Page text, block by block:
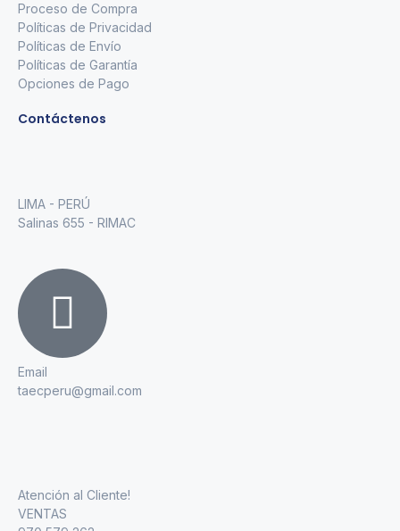
Proceso de Compra
Políticas de Privacidad
Políticas de Envío
Políticas de Garantía
Opciones de Pago
Contáctenos
LIMA - PERÚ
Salinas 655 - RIMAC
Email
taecperu@gmail.com
Atención al Cliente!
VENTAS